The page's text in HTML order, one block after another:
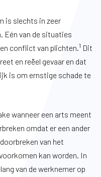
is slechts in zeer
van de situaties
conflict van plichten.1 Dit
en reëel gevaar en dat
is om ernstige schade te
wanneer een arts meent
omdat er een ander
van het
kan worden. In
van de werknemer op